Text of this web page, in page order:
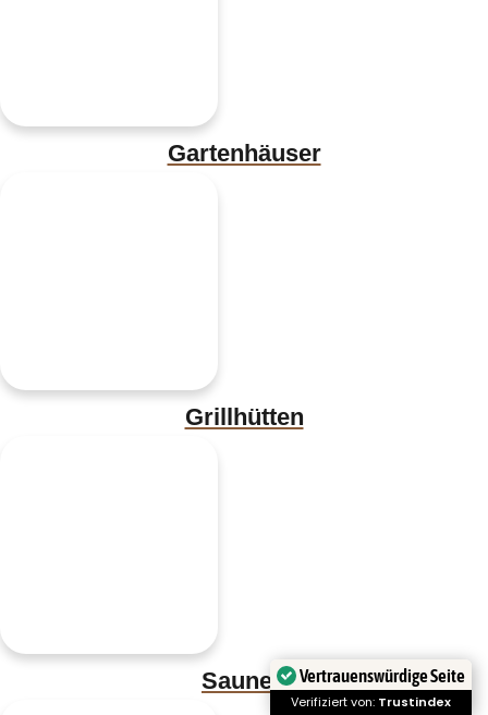
Gartenhäuser
Grillhütten
Saunen Vertrauenswürdige Seite
Verifiziert von: Trustindex